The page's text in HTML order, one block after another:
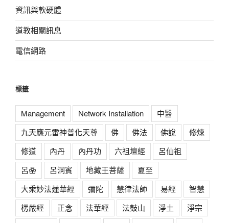
資訊與軟硬體
道教相關訊息
電信網路
標籤
Management Network Installation
中醫
九天應元雷神普化天尊
佛 佛法 佛說
修煉
修道
內丹 內丹功 六祖壇經
呂仙祖
呂喦
呂洞賓 地藏王菩薩
夏至
大乘妙法蓮華經
彌陀 慧律法師 易經
智慧
楞嚴經
正念 法華經 法鼓山 淨土
淨宗